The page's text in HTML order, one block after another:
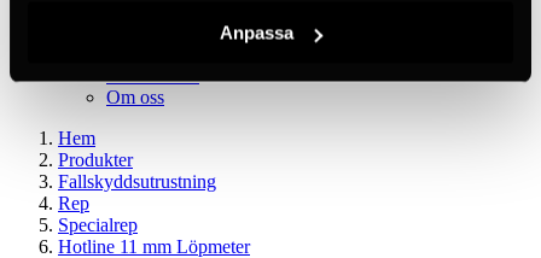
Anpassa
Om oss
Hem
Produkter
Fallskyddsutrustning
Rep
Specialrep
Hotline 11 mm Löpmeter